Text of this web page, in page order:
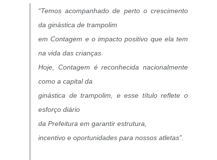
“Temos acompanhado de perto o crescimento
da ginástica de trampolim
em Contagem e o impacto positivo que ela tem
na vida das crianças.
Hoje, Contagem é reconhecida nacionalmente
como a capital da
ginástica de trampolim, e esse título reflete o
esforço diário
da Prefeitura em garantir estrutura,
incentivo e oportunidades para nossos atletas”.